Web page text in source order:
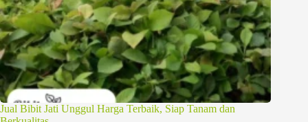
Jual Bibit Jati Unggul Harga Terbaik, Siap Tanam dan